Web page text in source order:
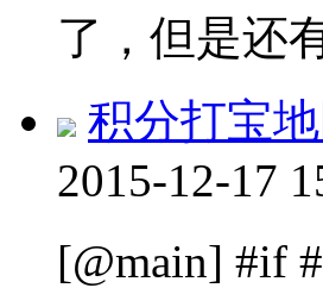
了，但是还
积分打宝
2015-12-17
[@main] #if